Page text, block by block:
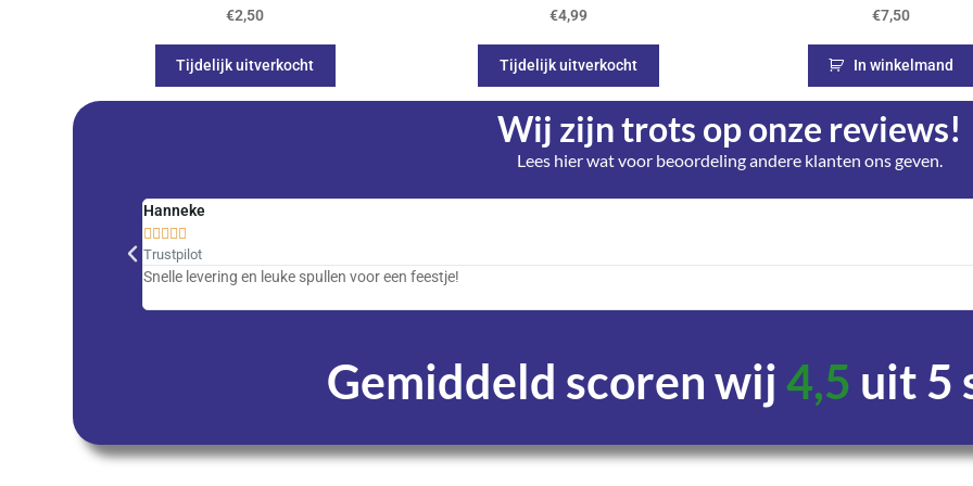
€2,50
Tijdelijk uitverkocht
€4,99
Tijdelijk uitverkocht
€7,50
In winkelmand
Wij zijn trots op onze reviews!
Lees hier wat voor beoordeling andere klanten ons geven.
Hanneke
    
Trustpilot
Snelle levering en leuke spullen voor een feestje!
Gemiddeld scoren wij4,5 uit 5